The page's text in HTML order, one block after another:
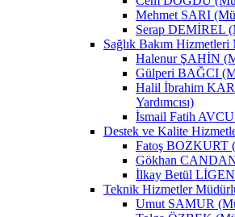
Mehmet SARI
Serap DEMİREL
Sağlık Bakım
Halenur ŞAHİN
Gülperi BAĞCI
Halil İbrahim
Yardımcısı)
İsmail Fatih AVCU
Destek ve Kalite
Fatoş BOZKURT
Gökhan CANDAN
İlkay Betül LİGEN
Teknik Hizmetler
Umut SAMUR